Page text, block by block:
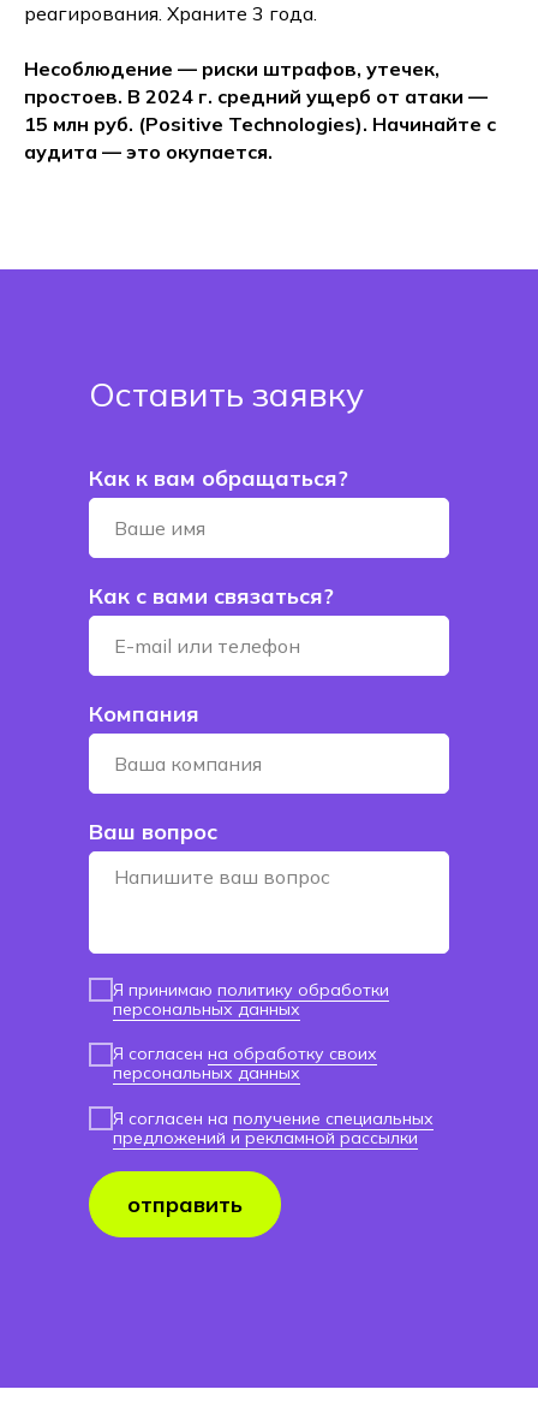
реагирования. Храните 3 года.
Несоблюдение — риски штрафов, утечек,
простоев. В 2024 г. средний ущерб от атаки —
15 млн руб. (Positive Technologies). Начинайте с
аудита — это окупается.
Оставить заявку
Как к вам обращаться?
Как с вами связаться?
Компания
Ваш вопрос
Я принимаю политику обработки
персональных данных
Я согласен на обработку своих
персональных данных
Я согласен на получение специальных
предложений и рекламной рассылки
отправить